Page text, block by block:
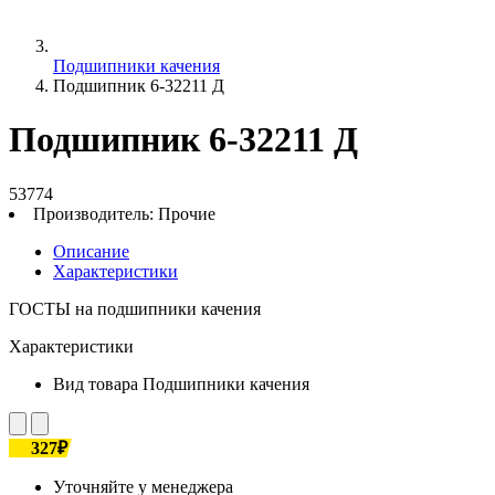
Подшипники качения
Подшипник 6-32211 Д
Подшипник 6-32211 Д
53774
Производитель: Прочие
Описание
Характеристики
ГОСТЫ на подшипники качения
Характеристики
Вид товара Подшипники качения
327₽
Уточняйте у менеджера